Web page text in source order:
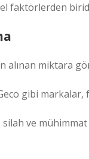
faktörlerden
alınan miktara
gibi markalar,
ve mühimmat